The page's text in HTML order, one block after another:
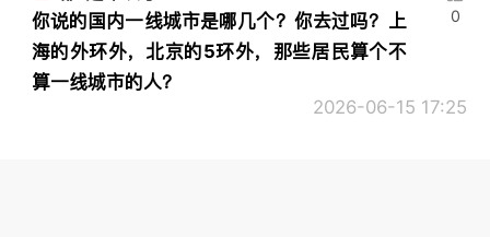
你说的国内一线城市是哪几个？你去过吗？上
海的外环外，北京的5环外，那些居民算个不
算一线城市的人？
2026-06-15 17:25
0